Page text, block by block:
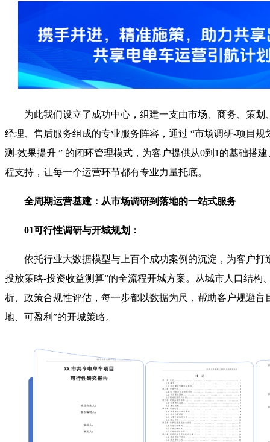
为此我们设立了成功中心，组建一支由市场、商务、策划
经理、售后服务组成的专业服务阵容，通过 “市场调研-项目规
测-效果提升 ” 的闭环管理模式，为客户提供从0到1的基础搭
程支持，让每一个运营环节都有专业力量托底。
全周期运营基建：从市场调研到落地的一站式服务
01可行性调研与开城规划：
依托行业大数据模型与上百个成功案例的沉淀，为客户打
投放策略-投资收益测算”的全流程开城方案。从城市人口结构
析、政策合规性评估，每一步都以数据为尺，帮助客户规避盲
地、可盈利”的开城策略。